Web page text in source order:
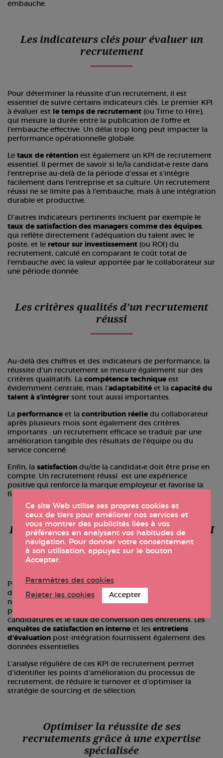
embauche.
Les indicateurs clés pour évaluer un
recrutement
Pour déterminer la réussite d’un recrutement, il est
essentiel de suivre certains indicateurs clés. Le premier KPI
à évaluer est
le temps de recrutement (ou Time to Hire),
qui mesure la durée entre la publication de l’offre et
l’embauche effective. Un délai trop long peut impacter la
performance opérationnelle globale.
Le taux de rétention est également un KPI de recrutement
essentiel. Il permet de savoir si le/la candidat•e reste dans
l’entreprise au-delà de la période d’essai et s’intègre
facilement dans l’entreprise et sa culture. Un recrutement
réussi ne se limite pas à l’embauche, mais à une intégration
durable et productive.
D’autres indicateurs pertinents incluent par exemple le
taux de satisfaction des managers comme des équipes,
qui reflète directement l’adéquation du talent avec le
poste, et le retour sur investissement (ou ROI) du
recrutement, calculé en comparant le coût total de
l’embauche avec la valeur apportée par le collaborateur sur
une période donnée.
Les critères qualités d’un recrutement
réussi
Au-delà des chiffres et des indicateurs de performance, la
réussite d’un recrutement se mesure également sur des
critères qualitatifs. La compétence technique est
évidemment centrale, mais l’adaptabilité et la capacité du
talent à s’intégrer sont tout aussi importantes.
La performance et la contribution réelle du collaborateur
après plusieurs mois sont également des critères
importants : un recrutement efficace se traduit par une
amélioration tangible des résultats de l’équipe ou du
service concerné.
Enfin, la satisfaction du/de la candidat•e doit être prise en
compte. Un recrutement réussi est une expérience
positive qui renforce la marque employeur et favorise la
fidélisation des talents.
Les outils pour suivre et analyser les KPI
de recrutement
Pour mesurer tous les indicateurs clés, les entreprises
disposent aujourd’hui de nombreux outils RH, et
notamment
(Appliant Tracking System), qui
permettent de suivre le temps de recrutement, les
candidatures et le taux de conversion des entretiens. Les
enquêtes de satisfaction en interne et les entretiens
d’évaluation post-intégration fournissent également des
données essentielles.
L’analyse régulière de ces KPI de recrutement permet
d’identifier les points d’amélioration du processus de
recrutement, de réduire le turnover et d’optimiser la
stratégie de sourcing et de sélection.
Optimiser la réussite de ses
recrutements grâce à une expertise
spécialisée
Ce site Web utilise ses propres cookies et
ceux de tiers pour améliorer nos services et
vous montrer des publicités liées à vos
préférences en analysant vos habitudes de
navigation. Pour donner votre consentement
à son utilisation, appuyez sur le bouton
Accepter.
Paramètres des cookies
Rejeter les cookies
Accepter